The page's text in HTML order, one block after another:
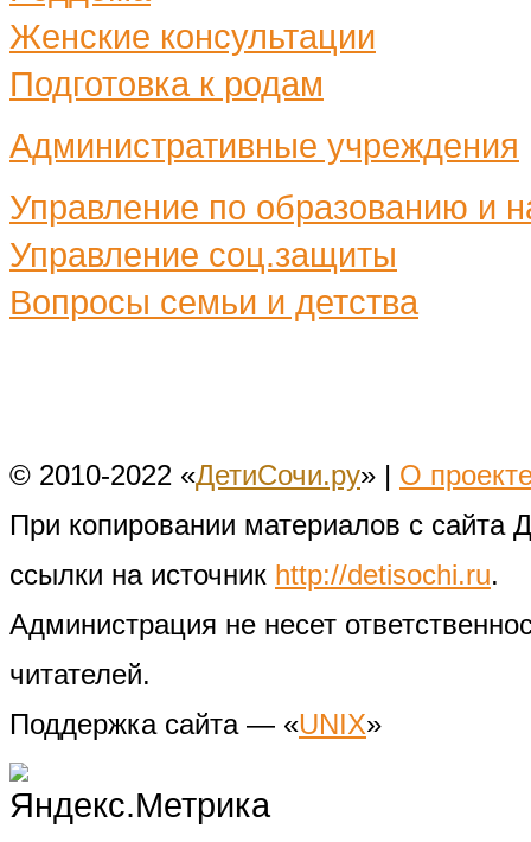
Женские консультации
Подготовка к родам
Административные учреждения
Управление по образованию и
Управление соц.защиты
Вопросы семьи и детства
© 2010-2022 «ДетиСочи.ру» | О
При копировании материалов с сайта
ссылки на источник http://detisochi.ru.
Администрация не несет
читателей.
Поддержка сайта — «UNIX»